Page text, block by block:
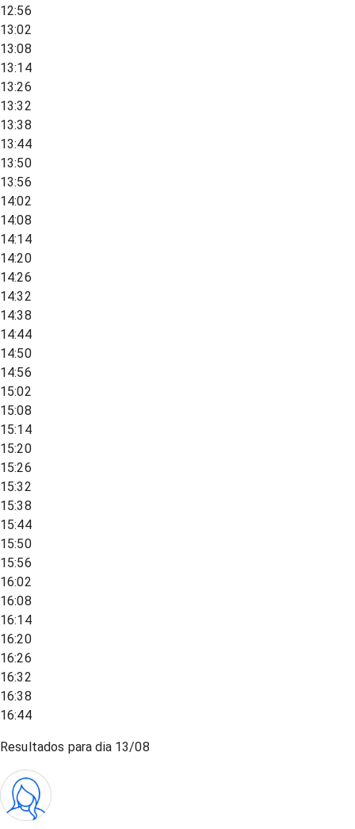
12:56
13:02
13:08
13:14
13:26
13:32
13:38
13:44
13:50
13:56
14:02
14:08
14:14
14:20
14:26
14:32
14:38
14:44
14:50
14:56
15:02
15:08
15:14
15:20
15:26
15:32
15:38
15:44
15:50
15:56
16:02
16:08
16:14
16:20
16:26
16:32
16:38
16:44
Resultados para dia 13/08